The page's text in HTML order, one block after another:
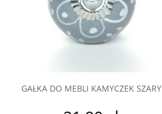
GAŁKA DO MEBLI KAMYCZEK SZARY